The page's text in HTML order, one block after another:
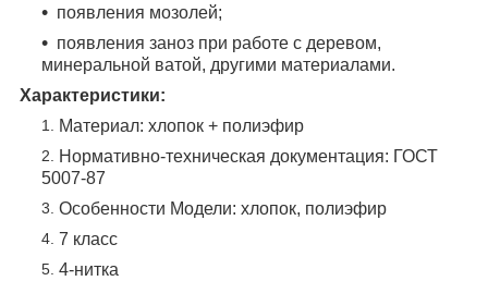
появления мозолей;
появления заноз при работе с деревом,
минеральной ватой, другими материалами.
Характеристики:
Материал: хлопок + полиэфир
Нормативно-техническая документация: ГОСТ
5007-87
Особенности Модели: хлопок, полиэфир
7 класс
4-нитка